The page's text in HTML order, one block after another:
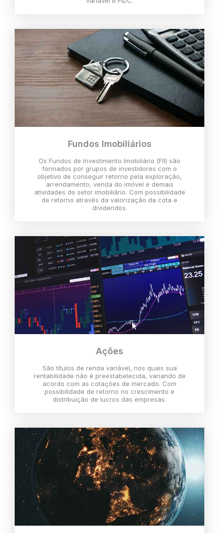
Fundos Imobiliários
Os Fundos de Investimento Imobiliário (FII) são
formados por grupos de investidores com o
objetivo de conseguir retorno pela exploração,
arrendamento, venda do imóvel e demais
atividades do setor imobiliário. Com possibilidade
de retorno através da valorização da cota e
dividendos.
Ações
São títulos de renda variável, nos quais sua
rentabilidade não é preestabelecida, variando de
acordo com as cotações de mercado. Com
possibilidade de retorno no crescimento e
distribuição de lucros das empresas.